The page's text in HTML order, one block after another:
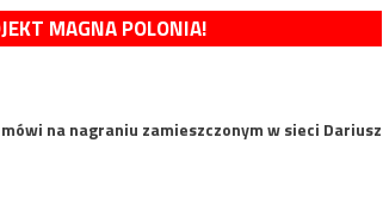
MAGNA POLONIA!
na nagraniu zamieszczonym w sieci Dariusz